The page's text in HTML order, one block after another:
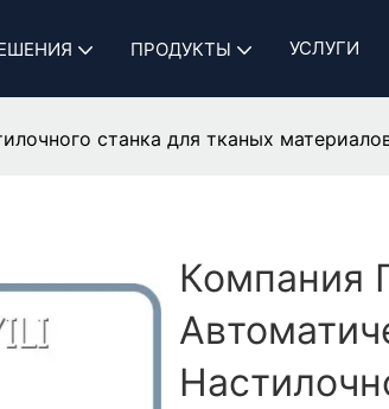
ПРОДУКТЫ УСЛУГИ
станка для тканых
Компания